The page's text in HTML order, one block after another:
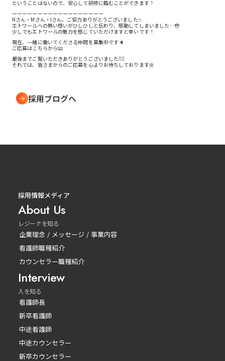
ということはないので、安心して研修に臨むことができます！
ーーーーーーーーーーーーーーーーーー
Nさん・Mさん・Iさん、ご協力ありがとうございました✨
エトワールへの熱い想いがひしひしと伝わり、感動してしまいました‥😳
少しでもエトワールの魅力を感じていただけますと幸いです！
現在、一緒に働いてくださる仲間を募集中です🔈
ご応募はこちらから📧
最後までご覧いただきありがとうございました🙇‍♀️
それでは、皆さまからのご応募を心よりお待ちしております🌼
採用ブログへ
採用情報メディア
About Us
レジーナを知る
企業理念 / メッセージ / 事業内容
看護師職種紹介
カウンセラー職種紹介
Interview
人を知る
看護師長
新卒看護師
中途看護師
中途カウンセラー
新卒カウンセラー